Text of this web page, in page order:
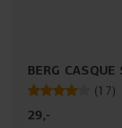
BERG CASQUE
(17)
29,-